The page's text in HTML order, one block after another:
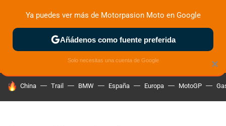
ZONA DE PRUEBAS DEPORTIVAS MOTOS ELÉCTRICAS
HOY SE HABLA DE
China Trail BMW España Europa MotoGP
×
Ya puedes ver más de Motorpasion Moto en Google
Añádenos como fuente preferida
Solo necesitas una cuenta de Google